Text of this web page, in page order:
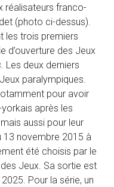
réalisateurs franco-
(photo ci-dessus).
les trois premiers
d’ouverture des Jeux
Les deux derniers
paralympiques.
pour avoir
après les
aussi pour leur
13 novembre 2015 à
été choisis par le
Jeux. Sa sortie est
Pour la série, un